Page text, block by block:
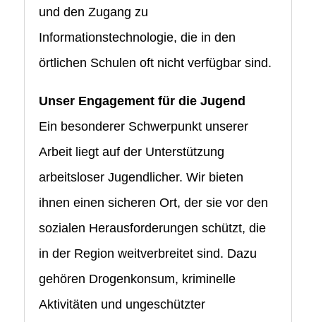
und den Zugang zu
Informationstechnologie, die in den
örtlichen Schulen oft nicht verfügbar sind.
Unser Engagement für die Jugend
Ein besonderer Schwerpunkt unserer
Arbeit liegt auf der Unterstützung
arbeitsloser Jugendlicher. Wir bieten
ihnen einen sicheren Ort, der sie vor den
sozialen Herausforderungen schützt, die
in der Region weitverbreitet sind. Dazu
gehören Drogenkonsum, kriminelle
Aktivitäten und ungeschützter